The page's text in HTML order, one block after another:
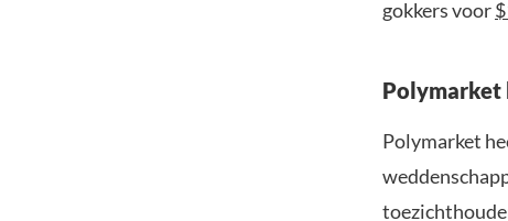
gokkers voor
Polymarket
Polymarket